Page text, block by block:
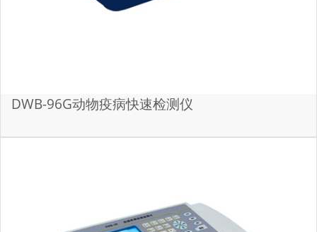
DWB-96G动物疫病快速检测仪